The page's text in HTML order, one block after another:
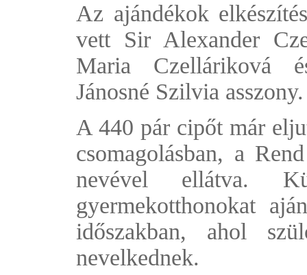
Az ajándékok
vett Sir Alexander
Maria Czelláriková
Jánosné Szilvia asszony.
A 440 pár cipőt már
csomagolásban, a
nevével ellátva.
gyermekotthonokat
időszakban, ahol
nevelkednek.